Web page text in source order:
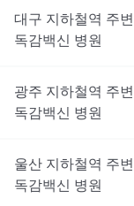
대구 지하철역 주변
독감백신
병원
광주 지하철역 주변
독감백신
병원
울산 지하철역 주변
독감백신
병원